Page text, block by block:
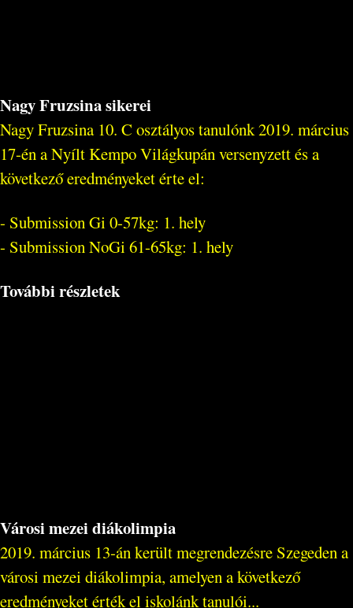
Nagy Fruzsina sikerei
Nagy Fruzsina 10. C osztályos tanulónk 2019. március
17-én a Nyílt Kempo Világkupán versenyzett és a
következő eredményeket érte el:
- Submission Gi 0-57kg: 1. hely
- Submission NoGi 61-65kg: 1. hely
További részletek
Városi mezei diákolimpia
2019. március 13-án került megrendezésre Szegeden a
városi mezei diákolimpia, amelyen a következő
eredményeket érték el iskolánk tanulói...